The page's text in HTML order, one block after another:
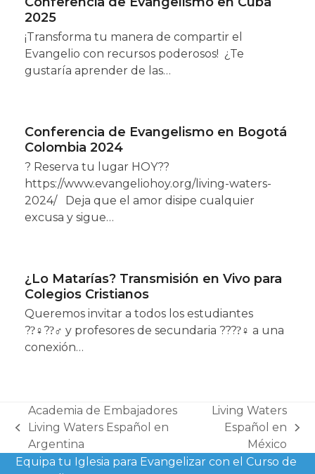
2025
¡Transforma tu manera de compartir el
Evangelio con recursos poderosos! ¿Te
gustaría aprender de las…
Conferencia de Evangelismo en Bogotá
Colombia 2024
? Reserva tu lugar HOY??
https://www.evangeliohoy.org/living-waters-
2024/ Deja que el amor disipe cualquier
excusa y sigue…
¿Lo Matarías? Transmisión en Vivo para
Colegios Cristianos
Queremos invitar a todos los estudiantes
??‍♀??‍♂ y profesores de secundaria ????‍♀ a una
conexión…
previous
post:
Academia de Embajadores
Living Waters Español en
Argentina
next
post:
Living Waters
Español en
México
Equipa tu Iglesia para Evangelizar con el Curso de